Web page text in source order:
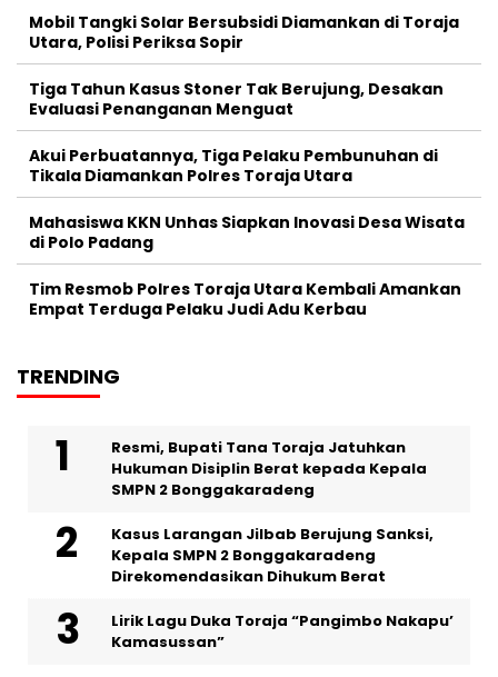
Mobil Tangki Solar Bersubsidi Diamankan di Toraja
Utara, Polisi Periksa Sopir
Tiga Tahun Kasus Stoner Tak Berujung, Desakan
Evaluasi Penanganan Menguat
Akui Perbuatannya, Tiga Pelaku Pembunuhan di
Tikala Diamankan Polres Toraja Utara
Mahasiswa KKN Unhas Siapkan Inovasi Desa Wisata
di Polo Padang
Tim Resmob Polres Toraja Utara Kembali Amankan
Empat Terduga Pelaku Judi Adu Kerbau
TRENDING
Resmi, Bupati Tana Toraja Jatuhkan
Hukuman Disiplin Berat kepada Kepala
SMPN 2 Bonggakaradeng
Kasus Larangan Jilbab Berujung Sanksi,
Kepala SMPN 2 Bonggakaradeng
Direkomendasikan Dihukum Berat
Lirik Lagu Duka Toraja “Pangimbo Nakapu’
Kamasussan”